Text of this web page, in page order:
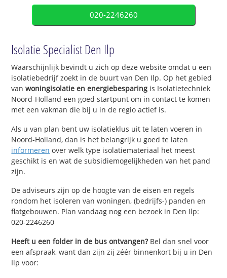
020-2246260
Isolatie Specialist Den Ilp
Waarschijnlijk bevindt u zich op deze website omdat u een
isolatiebedrijf zoekt in de buurt van Den Ilp. Op het gebied
vanwoningisolatie en energiebesparing is Isolatietechniek
Noord-Holland een goed startpunt om in contact te komen
met een vakman die bij u in de regio actief is.
Als u van plan bent uw isolatieklus uit te laten voeren in
Noord-Holland, dan is het belangrijk u goed te laten
informeren over welk type isolatiemateriaal het meest
geschikt is en wat de subsidiemogelijkheden van het pand
zijn.
De adviseurs zijn op de hoogte van de eisen en regels
rondom het isoleren van woningen, (bedrijfs-) panden en
flatgebouwen. Plan vandaag nog een bezoek in Den Ilp:
020-2246260
Heeft u een folder in de bus ontvangen?Bel dan snel voor
een afspraak, want dan zijn zij zéér binnenkort bij u in Den
Ilp voor: